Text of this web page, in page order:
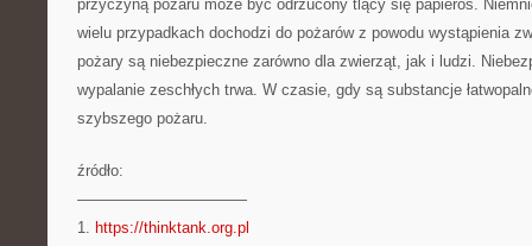
przyczyną pożaru może być odrzucony tlący się papieros.
wielu przypadkach dochodzi do pożarów z powodu wystąpienia
pożary są niebezpieczne zarówno dla zwierząt, jak i ludzi.
wypalanie zeschłych trwa. W czasie, gdy są substancje
szybszego pożaru.
źródło:
———————————
1. https://thinktank.org.pl